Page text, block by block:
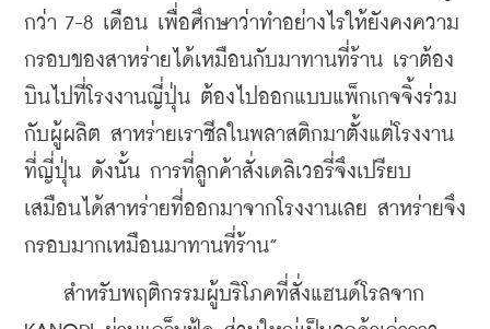
กว่า 7-8 เดือน เพื่อศึกษาว่าทำอย่างไรให้ยังคงความ
กรอบของสาหร่ายได้เหมือนกับมาทานที่ร้าน เราต้อง
บินไปที่โรงงานญี่ปุ่น ต้องไปออกแบบแพ็กเกจจิ้งร่วม
กับผู้ผลิต สาหร่ายเราซีลในพลาสติกมาตั้งแต่โรงงาน
ที่ญี่ปุ่น ดังนั้น การที่ลูกค้าสั่งเดลิเวอรี่จึงเปรียบ
เสมือนได้สาหร่ายที่ออกมาจากโรงงานเลย สาหร่ายจึง
กรอบมากเหมือนมาทานที่ร้าน”
สำหรับพฤติกรรมผู้บริโภคที่สั่งแฮนด์โรลจาก